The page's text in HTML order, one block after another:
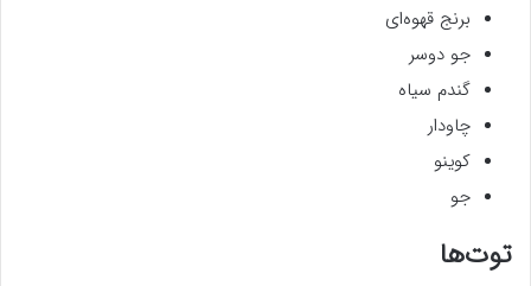
برنج قهوه‌ای
جو دوسر
گندم سیاه
چاودار
کوینو
جو
توت‌ها